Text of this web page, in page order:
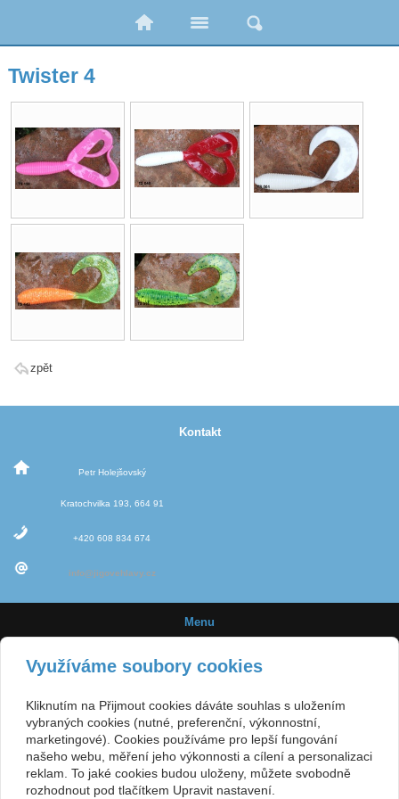
Twister 4
zpět
Kontakt
Petr Holejšovský
Kratochvilka 193, 664 91
+420 608 834 674
info@jigovehlavy.cz
Menu
Úvod
Jigové hlavičky
Velikost háčků
Využíváme soubory cookies
Kliknutím na Přijmout cookies dáváte souhlas s uložením
vybraných cookies (nutné, preferenční, výkonnostní,
marketingové). Cookies používáme pro lepší fungování
našeho webu, měření jeho výkonnosti a cílení a personalizaci
reklam. To jaké cookies budou uloženy, můžete svobodně
rozhodnout pod tlačítkem Upravit nastavení.